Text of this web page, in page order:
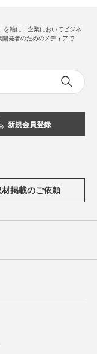
を軸に、企業においてビジネ
発者のためのメディアで
新規会員登録
掲載のご依頼